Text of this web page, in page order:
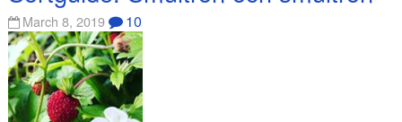
March 8, 2019 10